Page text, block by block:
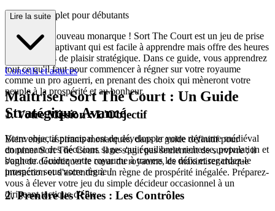
re guide complet pour débutants
Bienvenue, nouveau monarque ! Sort The Court est un jeu de prise
de décision captivant qui est facile à apprendre mais offre des heures
interminables de plaisir stratégique. Dans ce guide, vous apprendrez
tout ce qu'il faut pour commencer à régner sur votre royaume
comme un pro aguerri, en prenant des choix qui mèneront votre
peuple à la prospérité et au bonheur.
1. Votre Mission : L'Objectif
Votre objectif principal est de développer votre royaume médiéval
en prenant des décisions sages qui équilibrent richesse, population et
bonheur. Guidez votre royaume à travers les défis et regardez-le
prospérer sous votre règne !
2. Prendre les Rênes : Les Contrôles
Lire la suite
Conseils et astuces
Maîtriser Sort The Court : Un Guide
Stratégique Avancé
Bienvenue, aspirants monarques, dans le guide définitif pour
dominer Sort The Court. Il ne s'agit pas seulement de survivre ; il
s'agit de décortiquer le cœur du royaume, de maximiser chaque
interaction et d'ascendre à un règne de prospérité inégalée. Préparez-
vous à élever votre jeu du simple décideur occasionnel à un
dirigeant tactique d'élite.